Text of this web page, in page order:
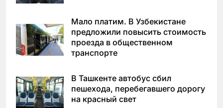
Мало платим. В Узбекистане
предложили повысить стоимость
проезда в общественном
транспорте
В Ташкенте автобус сбил
пешехода, перебегавшего дорогу
на красный свет